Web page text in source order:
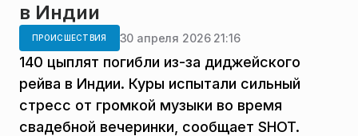
в Индии
ПРОИСШЕСТВИЯ 30 апреля 2026 21:16
140 цыплят погибли из-за диджейского
рейва в Индии. Куры испытали сильный
стресс от громкой музыки во время
свадебной вечеринки, сообщает SHOT.